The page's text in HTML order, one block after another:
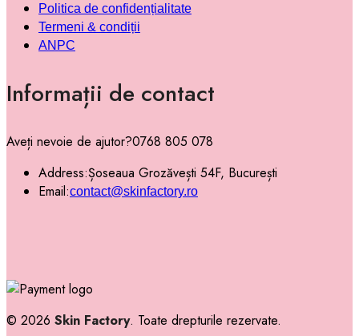
Politica de confidențialitate
Termeni & condiții
ANPC
Informații de contact
Aveți nevoie de ajutor?0768 805 078
Address:Șoseaua Grozăvești 54F, București
Email:contact@skinfactory.ro
© 2026 Skin Factory. Toate drepturile rezervate.